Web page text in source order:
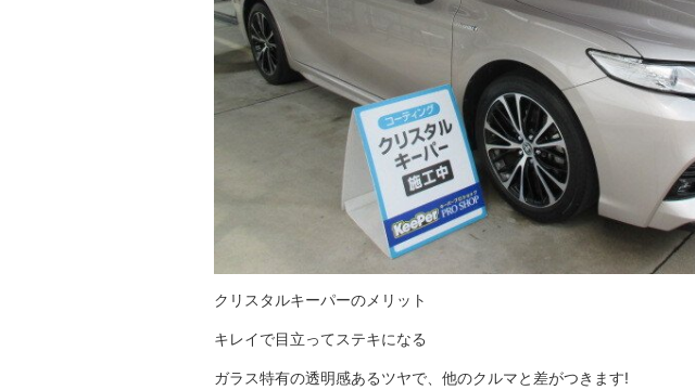
クリスタルキーパーのメリット
キレイで目立ってステキになる
ガラス特有の透明感あるツヤで、他のクルマと差がつきます!